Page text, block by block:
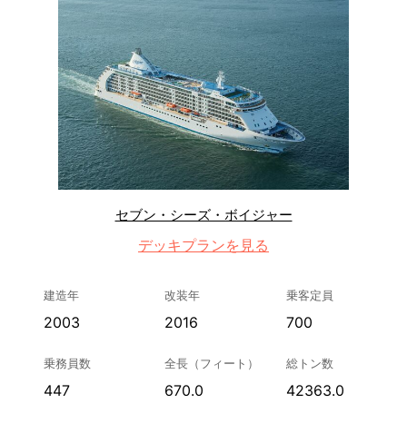
セブン・シーズ・ボイジャー
デッキプランを見る
建造年
2003
改装年
2016
乗客定員
700
乗務員数
447
全長（フィート）
670.0
総トン数
42363.0